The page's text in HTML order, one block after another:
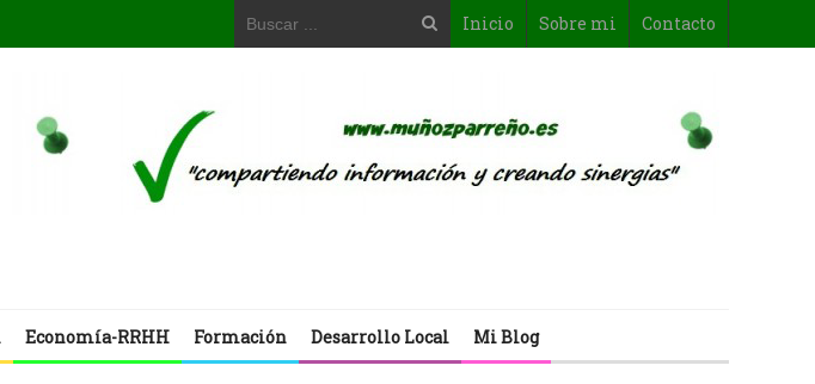
Inicio Sobre mi Contacto
Economía-RRHH Formación Desarrollo Local Mi Blog